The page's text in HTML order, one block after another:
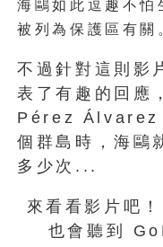
海鷗如此逗趣不
被列為保護區有關
不過針對這則影
表了有趣的回
Pérez Álvarez
個群島時，海鷗
多少次...
來看看影片吧
也會聽到